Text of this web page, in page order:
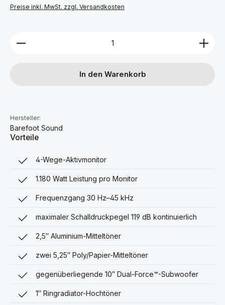
Preise inkl. MwSt. zzgl. Versandkosten
Produkt Anzahl: Gib den gewünschten Wert ein
In den Warenkorb
Hersteller:
Barefoot Sound
Vorteile
4-Wege-Aktivmonitor
1.180 Watt Leistung pro Monitor
Frequenzgang 30 Hz–45 kHz
maximaler Schalldruckpegel 119 dB kontinuierlich
2,5″ Aluminium-Mitteltöner
zwei 5,25″ Poly/Papier-Mitteltöner
gegenüberliegende 10″ Dual-Force™-Subwoofer
1″ Ringradiator-Hochtöner